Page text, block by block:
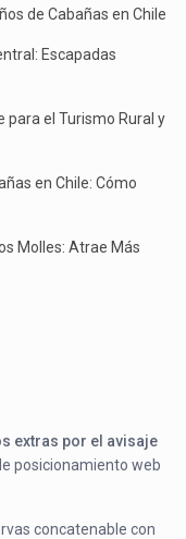
de Cabañas en Chile
Escapadas
para el Turismo Rural y
en Chile: Cómo
Molles: Atrae Más
extras por el avisaje
posicionamiento web
concatenable con